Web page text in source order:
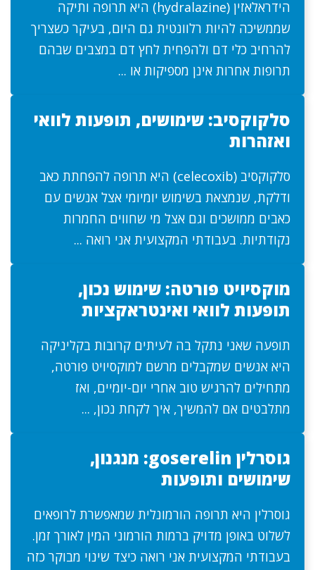
הידראלאזין (hydralazine) היא תרופה ותיקה
שממשיכה להיות רלוונטית גם היום, בעיקר כשצריך
להרחיב כלי דם ולהפחית לחץ דם במצבים שבהם
תרופות אחרות אינן מספיקות או ...
סלקוקסיב: שימושים, תופעות לוואי
ואזהרות
סלקוקסיב (celecoxib) היא תרופה להפחתת כאב
ודלקת, שנמצאת בשימוש יומיומי אצל אנשים עם
כאבים ממושכים וגם אצל מי שחווים החמרות
נקודתיות. בעבודתי המקצועית אני רואה ...
מוקסיויט פורטה: שימוש נכון,
תופעות לוואי ואינטראקציות
תופעה שאני נתקל בה לעיתים קרובות בקליניקה
היא אנשים שמקבלים מרשם למוקסיויט פורטה,
מתחילים להרגיש טוב אחרי יום-יומיים, ואז
מתלבטים אם להמשיך, איך לקחת נכון, ...
גוסרלין goserelin: מנגנון,
שימושים ותופעות
גוסרלין היא תרופה הורמונלית שמאפשרת לרופאים
לשלוט באופן מדויק ברמות הורמוני המין לאורך זמן.
בעבודתי המקצועית אני רואה כיצד שינוי מבוקר כזה